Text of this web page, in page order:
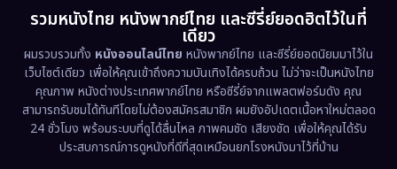
Family ครอบครัว (375)
Fantasy จินตนาการ (339)
Fiction (9)
Film (57)
รวมหนังไทย หนังพากย์ไทย และซีรี่ย์ยอดฮิตไว้ในที่
เดียว
ผมรวบรวมทั้ง หนังออนไลน์ไทย หนังพากย์ไทย และซีรี่ย์ยอดนิยมมาไว้ใน
เว็บไซต์เดียว เพื่อให้คุณเข้าถึงความบันเทิงได้ครบถ้วน ไม่ว่าจะเป็นหนังไทย
คุณภาพ หนังต่างประเทศพากย์ไทย หรือซีรี่ย์จากแพลตฟอร์มดัง คุณ
สามารถรับชมได้ทันทีโดยไม่ต้องสมัครสมาชิก ผมยังอัปเดตเนื้อหาใหม่ตลอด
24 ชั่วโมง พร้อมระบบที่ดูได้ลื่นไหล ภาพคมชัด เสียงชัด เพื่อให้คุณได้รับ
ประสบการณ์การดูหนังที่ดีที่สุดเหมือนยกโรงหนังมาไว้ที่บ้าน